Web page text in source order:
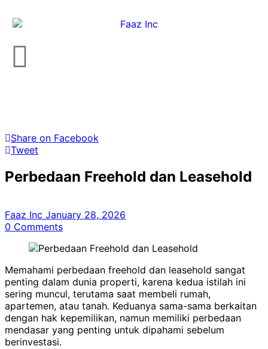
Share on Facebook
Tweet
Perbedaan Freehold dan Leasehold
Faaz Inc January 28, 2026
0 Comments
Memahami perbedaan freehold dan leasehold sangat
penting dalam dunia properti, karena kedua istilah ini
sering muncul, terutama saat membeli rumah,
apartemen, atau tanah. Keduanya sama-sama berkaitan
dengan hak kepemilikan, namun memiliki perbedaan
mendasar yang penting untuk dipahami sebelum
berinvestasi.